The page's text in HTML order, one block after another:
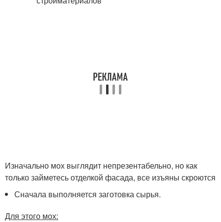
Изначально мох выглядит непрезентабельно, но как
только займетесь отделкой фасада, все изъяны скроются
Сначала выполняется заготовка сырья.
Для этого мох: